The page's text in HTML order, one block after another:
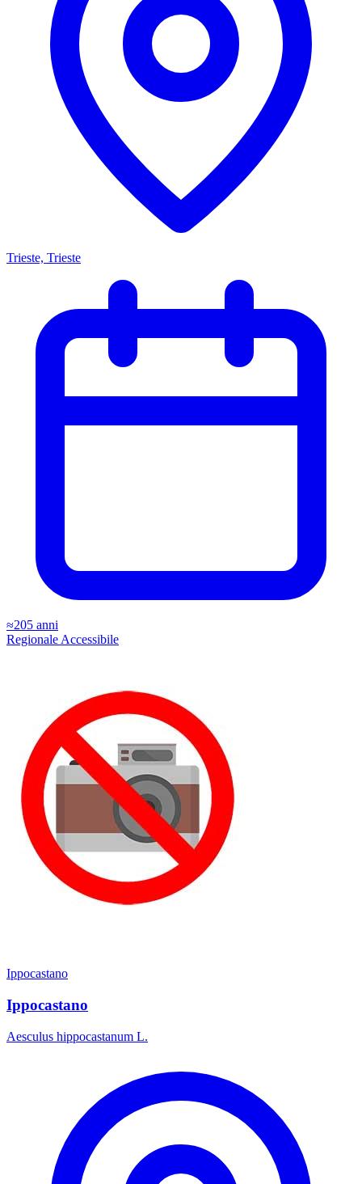
Trieste, Trieste
≈205 anni
Regionale Accessibile
Ippocastano
Ippocastano
Aesculus hippocastanum L.